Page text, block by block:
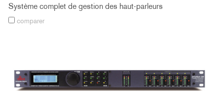
Système complet de gestion des haut-parleurs
comparer